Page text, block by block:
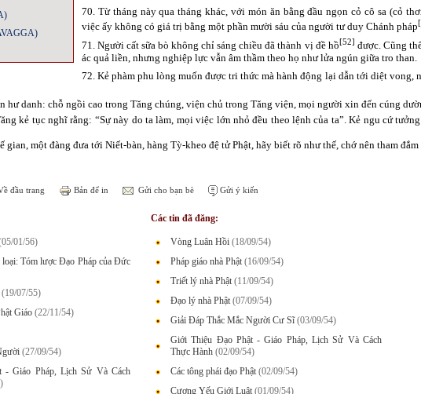
70. Từ tháng này qua tháng khác, với món ăn bằng đầu ngọn cỏ cô sa (cỏ
việc ấy không có giá trị bằng một phần mười sáu của người tư duy Chánh pháp
71. Người cất sữa bò không chỉ sáng chiều đã thành vị đề hồ[52] được. Cũng
ác quả liền, nhưng nghiệp lực vẫn âm thầm theo họ như lửa ngún giữa tro than.
72. Kẻ phàm phu lòng muốn được tri thức mà hành động lại dẫn tới diệt vong,
hư danh: chỗ ngồi cao trong Tăng chúng, viện chủ trong Tăng viện, mọi người xin đến cúng
kẻ tục nghĩ rằng: “Sự này do ta làm, mọi việc lớn nhỏ đều theo lệnh của ta”. Kẻ ngu cứ
gian, một đàng đưa tới Niết-bàn, hàng Tỳ-kheo đệ tử Phật, hãy biết rõ như thế, chớ nên tham
đầu trang Bản để in Gửi cho bạn bè Gửi ý kiến
01/56)
loại: Tóm lược Đạo Pháp của Đức
(19/07/55)
Giáo (22/11/54)
(27/09/54)
- Giáo Pháp, Lịch Sử Và Cách
Các tin đã đăng:
Vòng Luân Hồi (18/09/54)
Pháp giáo nhà Phật (16/09/54)
Triết lý nhà Phật (11/09/54)
Đạo lý nhà Phật (07/09/54)
Giải Đáp Thắc Mắc Người Cư Sĩ (03/09/54)
Giới Thiệu Đạo Phật - Giáo Pháp, Lịch Sử Và Cách
Thực Hành (02/09/54)
Các tông phái đạo Phật (02/09/54)
Cương Yếu Giới Luật (01/09/54)